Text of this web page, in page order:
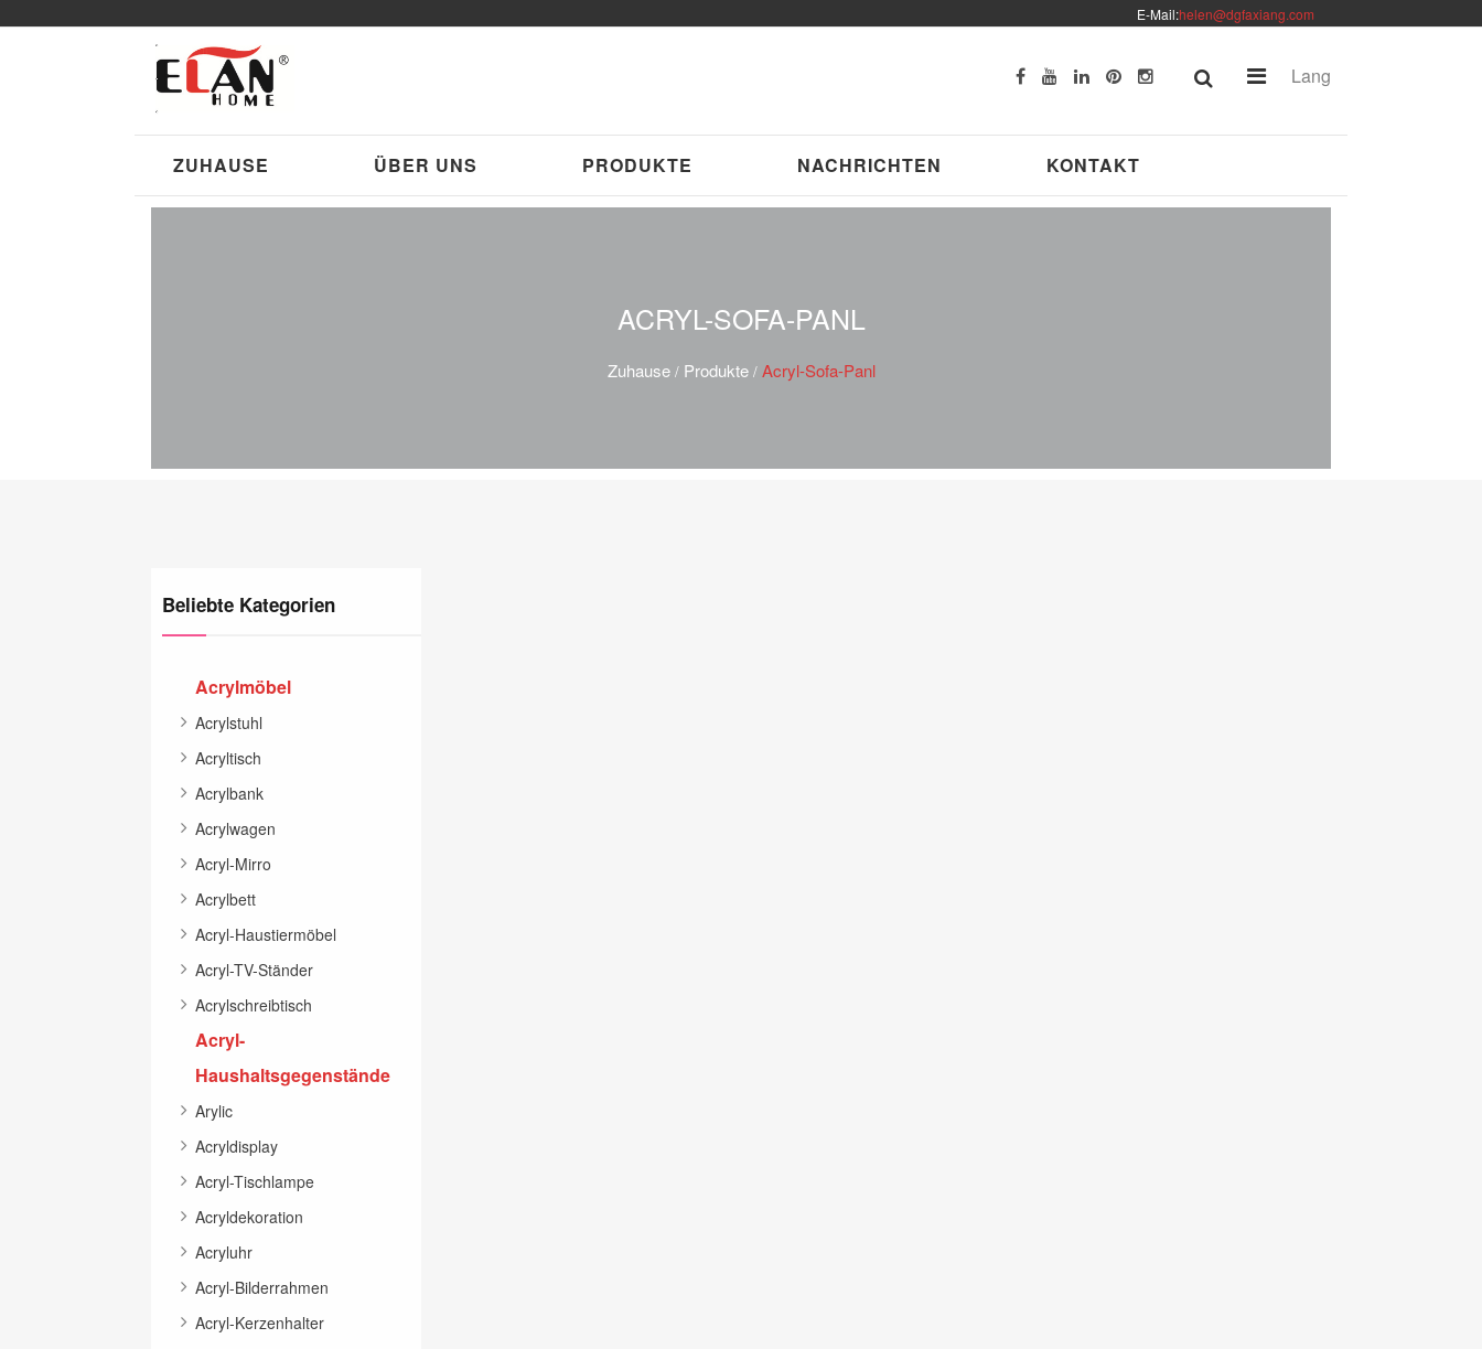
E-Mail:helen@dgfaxiang.com
Lang
ZUHAUSE ÜBER UNS PRODUKTE NACHRICHTEN KONTAKT
ACRYL-SOFA-PANL
Zuhause/ Produkte/ Acryl-Sofa-Panl
Beliebte Kategorien
Acrylmöbel
Acrylstuhl
Acryltisch
Acrylbank
Acrylwagen
Acryl-Mirro
Acrylbett
Acryl-Haustiermöbel
Acryl-TV-Ständer
Acrylschreibtisch
Acryl-
Haushaltsgegenstände
Arylic
Acryldisplay
Acryl-Tischlampe
Acryldekoration
Acryluhr
Acryl-Bilderrahmen
Acryl-Kerzenhalter